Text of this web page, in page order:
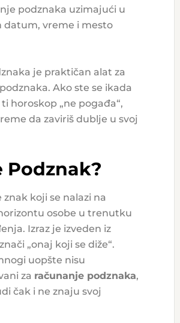
podznaka uzimajući u
datum, vreme i mesto
je praktičan alat za
Ako ste se ikada
horoskop „ne pogađa“,
da zaviriš dublje u svoj
Podznak?
znak koji se nalazi na
osobe u trenutku
Izraz je izveden iz
„onaj koji se diže“.
uopšte nisu
za računanje podznaka,
čak i ne znaju svoj